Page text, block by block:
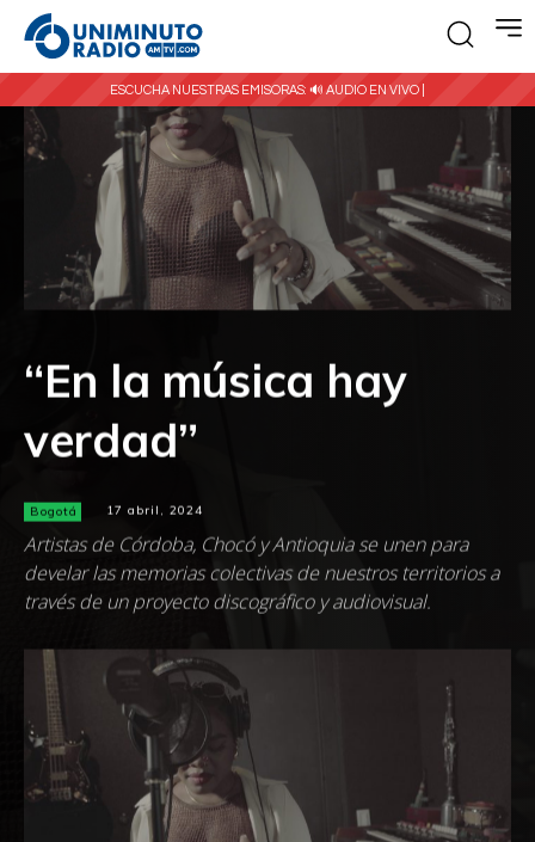
ESCUCHA NUESTRAS EMISORAS: 🔊 AUDIO EN VIVO |
“En la música hay
verdad”
Bogotá 17 abril, 2024
Artistas de Córdoba, Chocó y Antioquia se unen para
develar las memorias colectivas de nuestros territorios a
través de un proyecto discográfico y audiovisual.